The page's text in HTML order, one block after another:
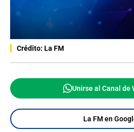
Crédito: La FM
Unirse al Canal de
La FM en